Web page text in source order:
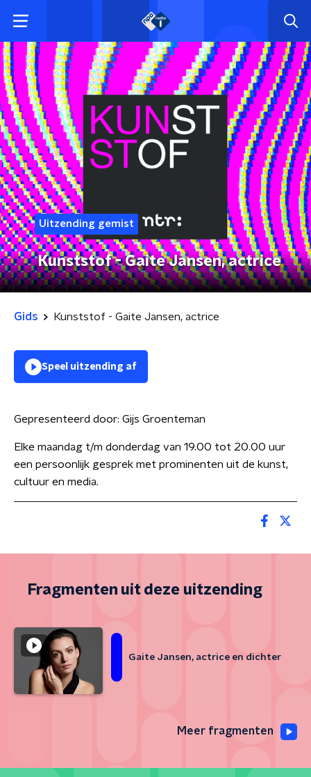
Uitzending gemist
Kunststof - Gaite Jansen, actrice
Gids Kunststof - Gaite Jansen, actrice
Speel uitzending af
Gepresenteerd door: Gijs Groenteman
Elke maandag t/m donderdag van 19.00 tot 20.00 uur
een persoonlijk gesprek met prominenten uit de kunst,
cultuur en media.
Fragmenten uit deze uitzending
Gaite Jansen, actrice en dichter
Meer fragmenten